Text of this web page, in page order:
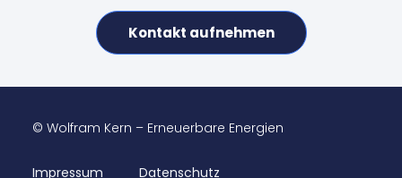
Kontakt aufnehmen
© Wolfram Kern – Erneuerbare Energien
Impressum Datenschutz